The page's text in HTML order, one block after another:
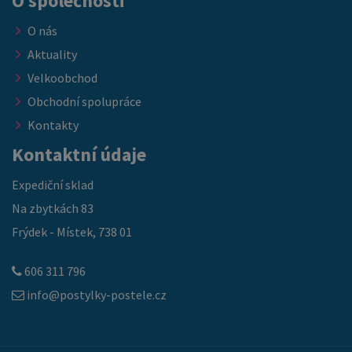
O nás
Aktuality
Velkoobchod
Obchodní spolupráce
Kontakty
Kontaktní údaje
Expediční sklad
Na zbytkách 83
Frýdek - Místek, 738 01
606 311 796
info@postylky-postele.cz